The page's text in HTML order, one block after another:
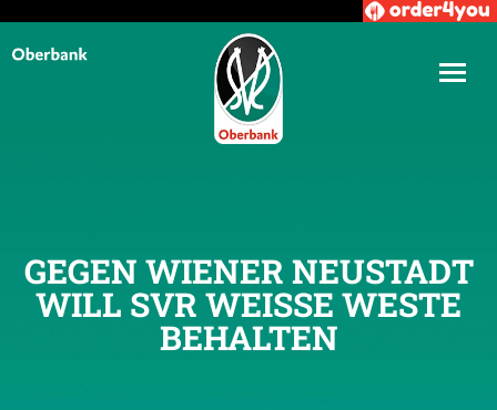
GEGEN WIENER NEUSTADT
WILL SVR WEISSE WESTE B
EHALTEN